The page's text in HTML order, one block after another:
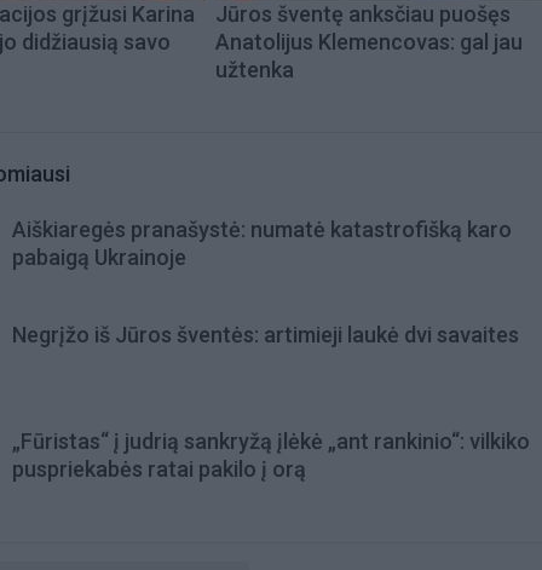
grįžusi Karina
didžiausią savo
Jūros šventę anksčiau puošęs
Anatolijus Klemencovas: gal jau
užtenka
Aiškiaregės pranašystė: numatė katastrofišką karo
pabaigą Ukrainoje
Negrįžo iš Jūros šventės: artimieji laukė dvi savaites
„Fūristas“ į judrią sankryžą įlėkė „ant rankinio“: vilkiko
puspriekabės ratai pakilo į orą